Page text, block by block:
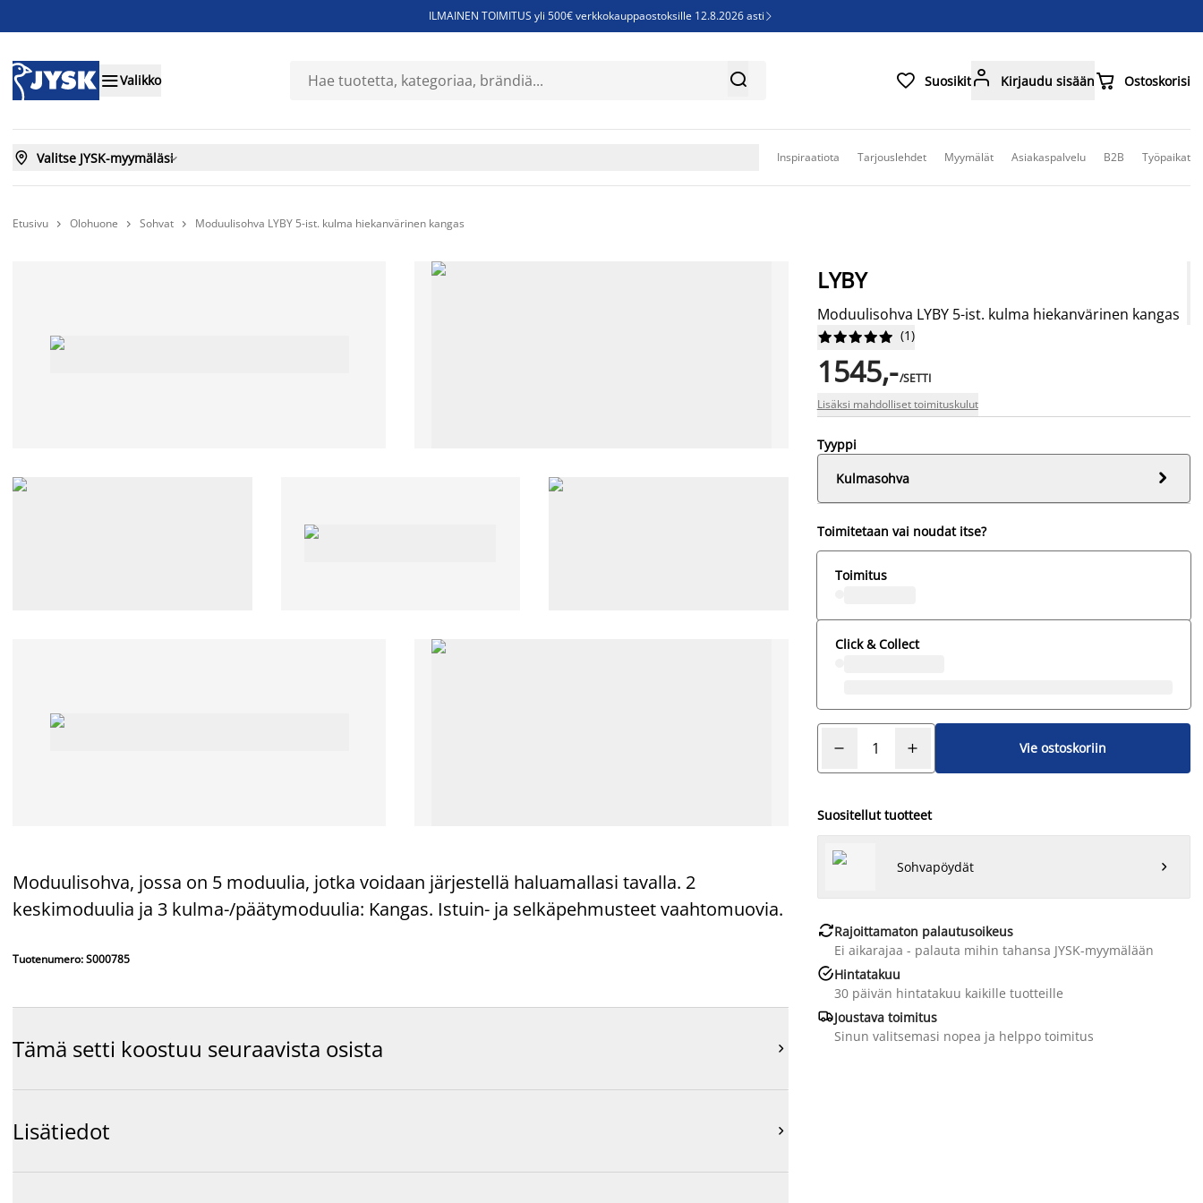
ILMAINEN TOIMITUS yli 500€ verkkokauppaostoksille 12.8.2026 asti 
Sijauspatjoja - Säästä jopa 60%
Valikko   Suosikit Kirjaudu sisään Ostoskorisi
 Valitse JYSK-myymäläsi Inspiraatiota Tarjouslehdet Myymälät Asiakaspalvelu B2B Työpaikat
Etusivu  Olohuone  Sohvat  Moduulisohva LYBY 5-ist. kulma hiekanvärinen kangas
Moduulisohva, jossa on 5 moduulia, jotka voidaan järjestellä haluamallasi tavalla. 2
keskimoduulia ja 3 kulma-/päätymoduulia: Kangas. Istuin- ja selkäpehmusteet vaahtomuovia.
Tuotenumero: S000785
Tämä setti koostuu seuraavista osista 
Lisätiedot 
LYBY
Moduulisohva LYBY 5-ist. kulma hiekanvärinen kangas





 (1)
1545,-/SETTI
Lisäksi mahdolliset toimituskulut
Tyyppi
Kulmasohva

Toimitetaan vai noudat itse?
Toimitus
Click & Collect
Vie ostoskoriin
Suositellut tuotteet
Sohvapöydät 
Rajoittamaton palautusoikeus
Ei aikarajaa - palauta mihin tahansa JYSK-myymälään
Hintatakuu
30 päivän hintatakuu kaikille tuotteille
Joustava toimitus
Sinun valitsemasi nopea ja helppo toimitus